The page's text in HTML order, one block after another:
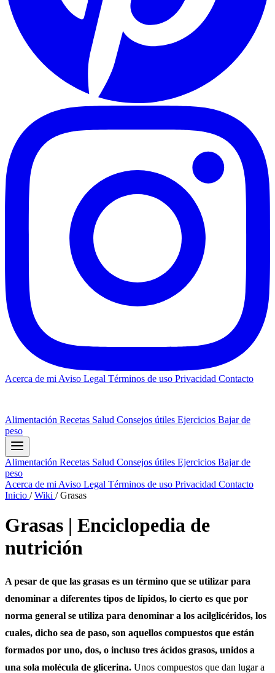
Acerca de mi Aviso Legal Términos de uso Privacidad Contacto
Alimentación Recetas Salud Consejos útiles Ejercicios Bajar de
peso
Alimentación Recetas Salud Consejos útiles Ejercicios Bajar de
peso
Acerca de mi Aviso Legal Términos de uso Privacidad Contacto
Inicio / Wiki / Grasas
Grasas | Enciclopedia de
nutrición
A pesar de que las grasas es un término que se utilizar para
denominar a diferentes tipos de lípidos, lo cierto es que por
norma general se utiliza para denominar a los acilglicéridos, los
cuales, dicho sea de paso, son aquellos compuestos que están
formados por uno, dos, o incluso tres ácidos grasos, unidos a
una sola molécula de glicerina. Unos compuestos que dan lugar a